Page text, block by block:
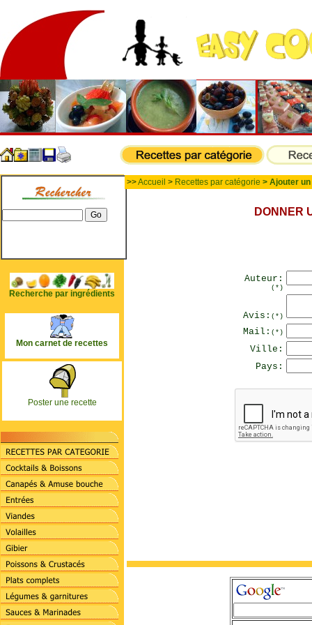
Recherche par ingrédients
Mon carnet de recettes
Poster une recette
>>Accueil > Recettes par catégorie > Ajouter
DONNER
Auteur:
(*)
Avis: (*)
Mail: (*)
Ville:
Pays: